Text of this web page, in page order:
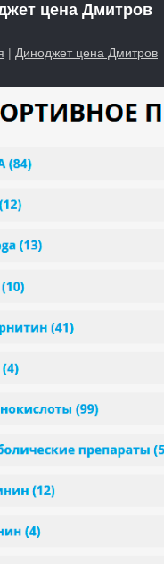
цена Дмитров
| Диноджет цена Дмитров